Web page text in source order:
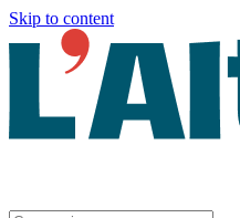
Skip to content